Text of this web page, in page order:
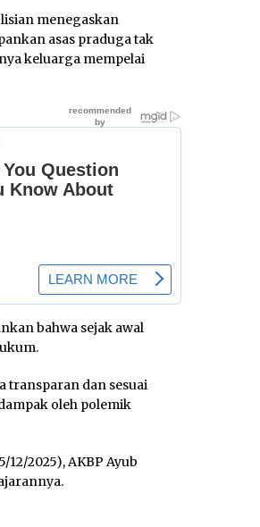
menegaskan
asas praduga tak
keluarga mempelai
bahwa sejak awal
transparan dan sesuai
oleh polemik
2025), AKBP Ayub